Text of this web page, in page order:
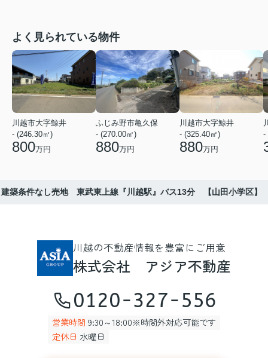
よく見られている物件
川越市大字鯨井
- (246.30㎡)
800万円
ふじみ野市亀久保
- (270.00㎡)
880万円
川越市大字鯨井
- (325.40㎡)
880万円
-
築条件なし売地 東武東上線『川越駅』バス13分 【山田小学区】
川越の不動産情報を豊富にご用意
株式会社 アジア不動産
0120-327-556
営業時間 9:30～18:00※時間外対応可能です
定休日 水曜日